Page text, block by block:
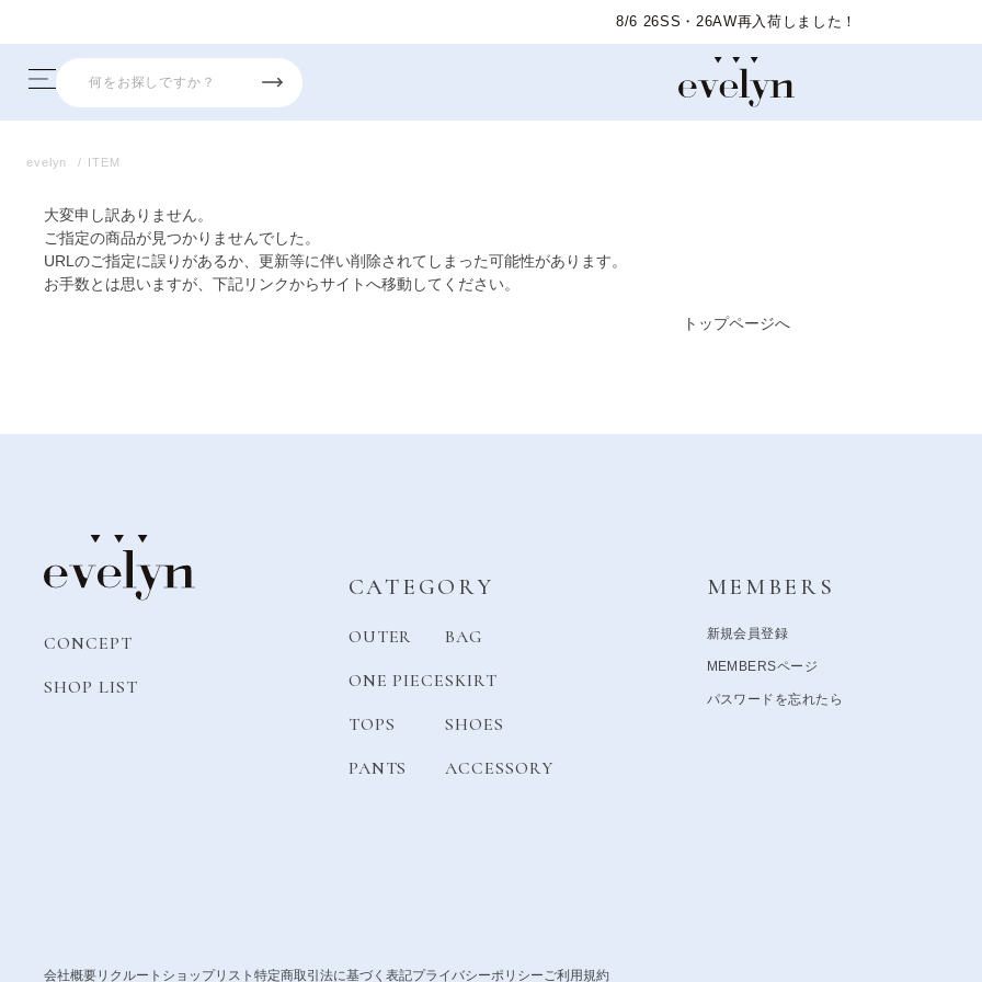
8/6 26SS・26AW再入荷しました！
evelyn ITEM
大変申し訳ありません。
ご指定の商品が見つかりませんでした。
URLのご指定に誤りがあるか、更新等に伴い削除されてしまった可能性があります。
お手数とは思いますが、下記リンクからサイトへ移動してください。
トップページへ
CONCEPT
SHOP LIST
CATEGORY
OUTER
ONE PIECE
TOPS
PANTS
BAG
SKIRT
SHOES
ACCESSORY
MEMBERS
新規会員登録
MEMBERSページ
パスワードを忘れたら
会社概要 リクルート ショップリスト 特定商取引法に基づく表記プライバシーポリシーご利用規約